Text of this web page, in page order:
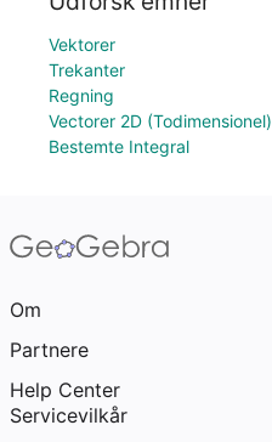
Vektorer
Trekanter
Regning
Vectorer 2D (Todimensionel)
Bestemte Integral
Om
Partnere
Help Center
Servicevilkår